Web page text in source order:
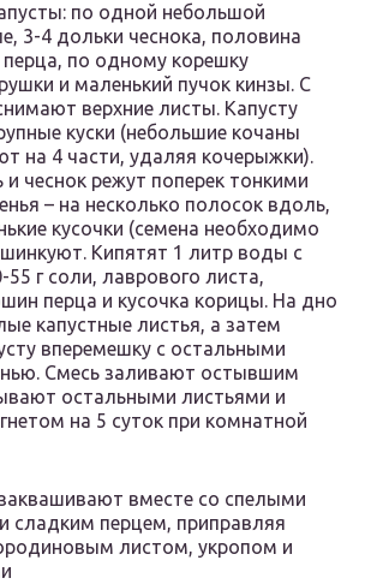
по одной небольшой
3-4 дольки чеснока, половина
перца, по одному корешку
и маленький пучок кинзы. С
верхние листы. Капусту
куски (небольшие кочаны
на 4 части, удаляя кочерыжки).
и чеснок режут поперек тонкими
– на несколько полосок вдоль,
кусочки (семена необходимо
Кипятят 1 литр воды с
г соли, лаврового листа,
перца и кусочка корицы. На дно
капустные листья, а затем
вперемешку с остальными
Смесь заливают остывшим
остальными листьями и
на 5 суток при комнатной
вместе со спелыми
сладким перцем, приправляя
листом, укропом и